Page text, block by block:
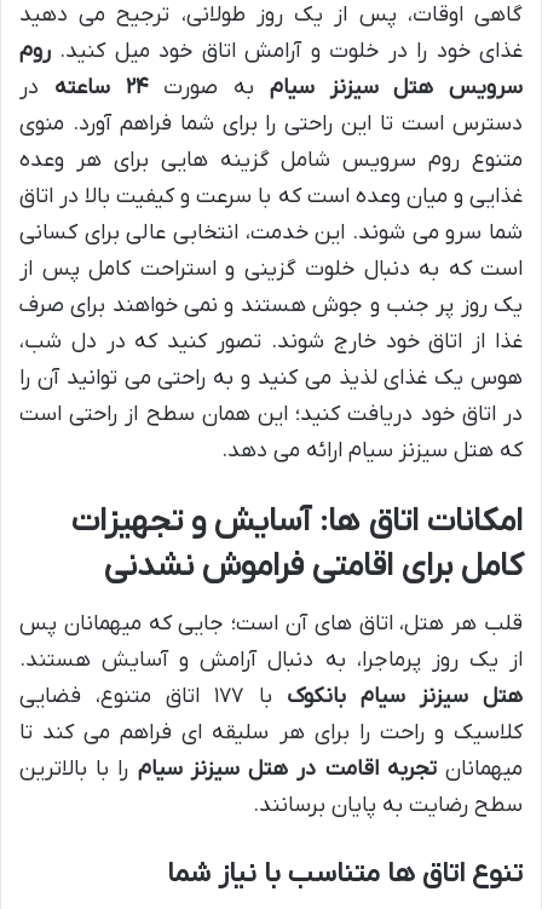
گاهی اوقات، پس از یک روز طولانی، ترجیح می دهید
غذای خود را در خلوت و آرامش اتاق خود میل کنید. روم
سرویس هتل سیزنز سیام به صورت۲۴ ساعته
در
دسترس است تا این راحتی را برای شما فراهم آورد. منوی
متنوع روم سرویس شامل گزینه هایی برای هر وعده
غذایی و میان وعده است که با سرعت و کیفیت بالا در اتاق
شما سرو می شوند. این خدمت، انتخابی عالی برای کسانی
است که به دنبال خلوت گزینی و استراحت کامل پس از
یک روز پر جنب و جوش هستند و نمی خواهند برای صرف
غذا از اتاق خود خارج شوند. تصور کنید که در دل شب،
هوس یک غذای لذیذ می کنید و به راحتی می توانید آن را
در اتاق خود دریافت کنید؛ این همان سطح از راحتی است
که هتل سیزنز سیام ارائه می دهد.
امکانات اتاق ها: آسایش و تجهیزات
کامل برای اقامتی فراموش نشدنی
قلب هر هتل، اتاق های آن است؛ جایی که میهمانان پس
از یک روز پرماجرا، به دنبال آرامش و آسایش هستند.
هتل سیزنز سیام بانکوک
با ۱۷۷ اتاق متنوع، فضایی
کلاسیک و راحت را برای هر سلیقه ای فراهم می کند تا
میهمانانتجربه اقامت در هتل سیزنز سیام را با بالاترین
سطح رضایت به پایان برسانند.
تنوع اتاق ها متناسب با نیاز شما